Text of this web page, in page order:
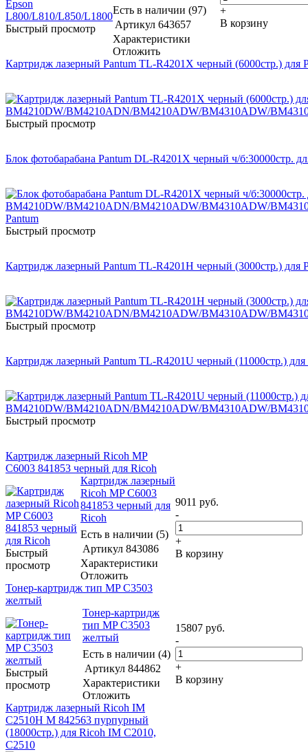
Быстрый просмотр
Есть в наличии (97)
Артикул 643657
Характеристики
Отложить
+
В корзину
Картридж лазерный Pantum TL-R4201X черный (6000стр.)
Быстрый просмотр
Блок фотобарабана Pantum DL-R4201X черный ч/
Быстрый просмотр
Картридж лазерный Pantum TL-R4201H черный (3000стр.)
Быстрый просмотр
Картридж лазерный Pantum TL-R4201U черный (11000стр.)
Быстрый просмотр
Картридж лазерный Ricoh MP
C6003 841853 черный для Ricoh
Быстрый
просмотр
Картридж лазерный
Ricoh MP C6003
841853 черный для
Ricoh
Есть в наличии (5)
Артикул 843086
Характеристики
Отложить
9011 руб.
-
+
В корзину
Тонер-картридж тип MP C3503
желтый
Быстрый
просмотр
Тонер-картридж
тип MP C3503
желтый
Есть в наличии (4)
Артикул 844862
Характеристики
Отложить
15807 руб.
-
+
В корзину
Картридж лазерный Ricoh IM
C2510H M 842563 пурпурный
(18000стр.) для Ricoh IM C2010,
C2510